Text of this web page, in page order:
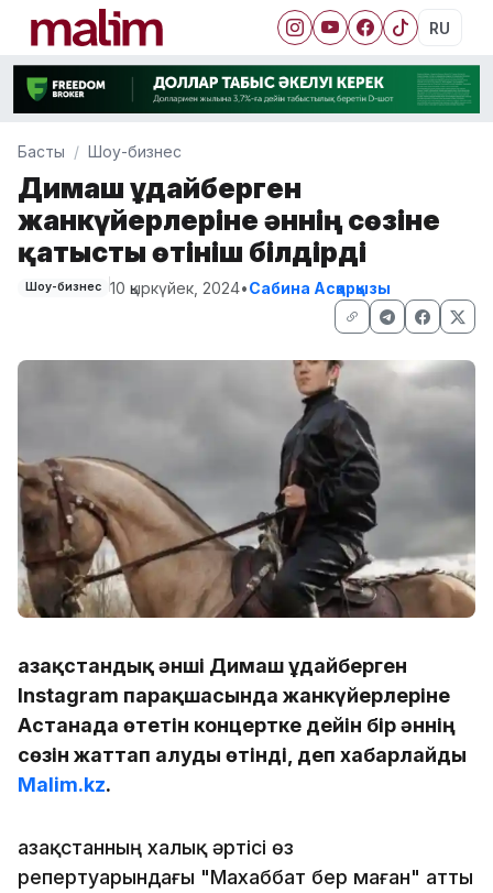
RU
Басты Шоу-бизнес
Димаш Құдайберген
жанкүйерлеріне әннің сөзіне
қатысты өтініш білдірді
Шоу-бизнес 10 қыркүйек, 2024•Сабина Асқарқызы
Қазақстандық әнші Димаш Құдайберген
Instagram парақшасында жанкүйерлеріне
Астанада өтетін концертке дейін бір әннің
сөзін жаттап алуды өтінді, деп хабарлайды
Malim.kz.
Қазақстанның халық әртісі өз
репертуарындағы "Махаббат бер маған" атты